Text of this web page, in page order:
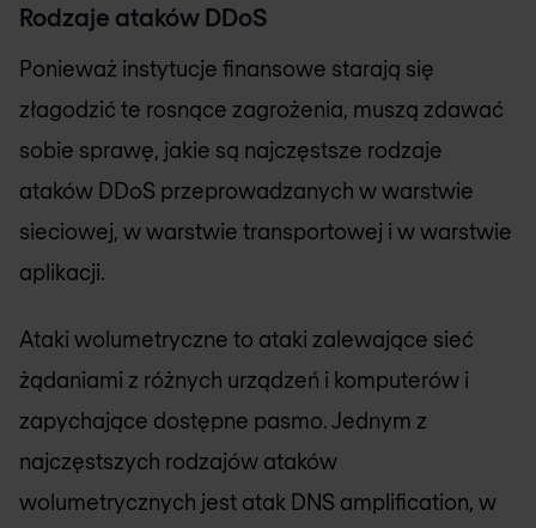
Rodzaje ataków DDoS
Ponieważ instytucje finansowe starają się
złagodzić te rosnące zagrożenia, muszą zdawać
sobie sprawę, jakie są najczęstsze rodzaje
ataków DDoS przeprowadzanych w warstwie
sieciowej, w warstwie transportowej i w warstwie
aplikacji.
Ataki wolumetryczne to ataki zalewające sieć
żądaniami z różnych urządzeń i komputerów i
zapychające dostępne pasmo. Jednym z
najczęstszych rodzajów ataków
wolumetrycznych jest atak DNS amplification, w